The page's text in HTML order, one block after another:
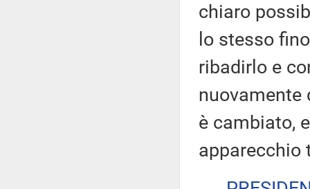
chiaro
lo stesso
ribadirlo e
nuovamente
è cambiato,
apparecchio